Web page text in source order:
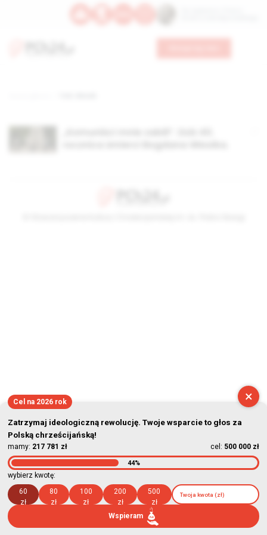
×
Cel na 2026 rok
Zatrzymaj ideologiczną rewolucję. Twoje wsparcie to głos za
Polską chrześcijańską!
mamy: 217 781 zł cel: 500 000 zł
44%
wybierz kwotę:
60
zł
80
zł
100
zł
200
zł
500
zł
Wspieram